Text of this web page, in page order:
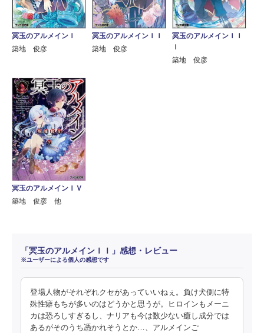
冥玉のアルメインＩ
築地 俊彦
冥玉のアルメインＩＩ
築地 俊彦
冥玉のアルメインＩＩ
Ｉ
築地 俊彦
冥玉のアルメインＩＶ
築地 俊彦 他
「冥玉のアルメインＩＩ」感想・レビュー
※ユーザーによる個人の感想です
登場人物がそれぞれクセがあっていいねぇ。負け犬側に特
殊性癖もちが多いのはどうかと思うが。ヒロインもメーニ
カは恐ろしすぎるし、ナリアも今は数少ない癒し成分では
あるがそのうち憑かれそうとか…、アルメインご